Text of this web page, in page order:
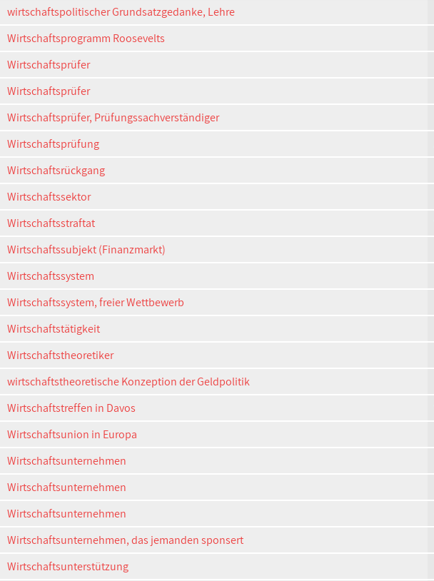
wirtschaftspolitischer Grundsatzgedanke, Lehre
Wirtschaftsprogramm Roosevelts
Wirtschaftsprüfer
Wirtschaftsprüfer
Wirtschaftsprüfer, Prüfungssachverständiger
Wirtschaftsprüfung
Wirtschaftsrückgang
Wirtschaftssektor
Wirtschaftsstraftat
Wirtschaftssubjekt (Finanzmarkt)
Wirtschaftssystem
Wirtschaftssystem, freier Wettbewerb
Wirtschaftstätigkeit
Wirtschaftstheoretiker
wirtschaftstheoretische Konzeption der Geldpolitik
Wirtschaftstreffen in Davos
Wirtschaftsunion in Europa
Wirtschaftsunternehmen
Wirtschaftsunternehmen
Wirtschaftsunternehmen
Wirtschaftsunternehmen, das jemanden sponsert
Wirtschaftsunterstützung